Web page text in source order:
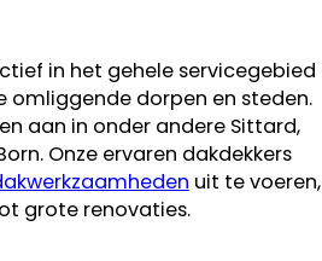
in het gehele servicegebied
omliggende dorpen en steden.
aan in onder andere Sittard,
Onze ervaren dakdekkers
uit te voeren,
grote renovaties.